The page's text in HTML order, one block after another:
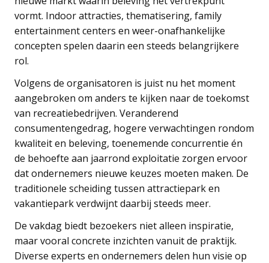
vormt. Indoor attracties, thematisering, family
entertainment centers en weer-onafhankelijke
concepten spelen daarin een steeds belangrijkere
rol.
Volgens de organisatoren is juist nu het moment
aangebroken om anders te kijken naar de toekomst
van recreatiebedrijven. Veranderend
consumentengedrag, hogere verwachtingen rondom
kwaliteit en beleving, toenemende concurrentie én
de behoefte aan jaarrond exploitatie zorgen ervoor
dat ondernemers nieuwe keuzes moeten maken. De
traditionele scheiding tussen attractiepark en
vakantiepark verdwijnt daarbij steeds meer.
De vakdag biedt bezoekers niet alleen inspiratie,
maar vooral concrete inzichten vanuit de praktijk.
Diverse experts en ondernemers delen hun visie op